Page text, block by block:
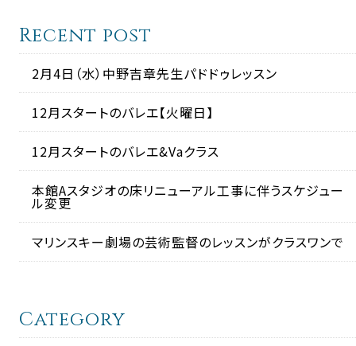
Recent post
2月4日（水）中野吉章先生パドドゥレッスン
12月スタートのバレエ【火曜日】
12月スタートのバレエ&Vaクラス
本館Aスタジオの床リニューアル工事に伴うスケジュー
ル変更
マリンスキー劇場の芸術監督のレッスンがクラスワンで
Category